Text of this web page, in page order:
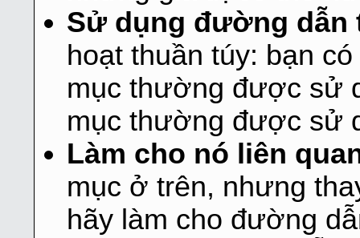
Sử dụng đường dẫn
hoạt thuần túy: bạn
mục thường được sử
mục thường được sử
Làm cho nó liên
mục ở trên, nhưng
hãy làm cho đường